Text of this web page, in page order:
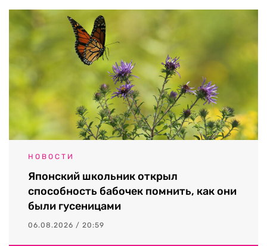
НОВОСТИ
Японский школьник открыл
способность бабочек помнить, как они
были гусеницами
06.08.2026 / 20:59